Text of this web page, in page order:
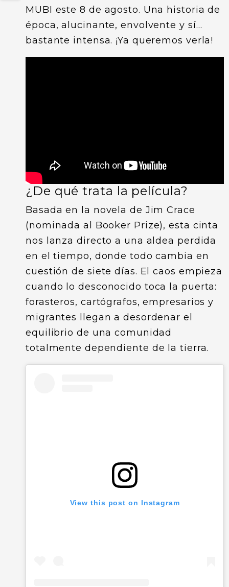
MUBI este 8 de agosto. Una historia de
época, alucinante, envolvente y sí…
bastante intensa. ¡Ya queremos verla!
¿De qué trata la película?
Basada en la novela de Jim Crace
(nominada al Booker Prize), esta cinta
nos lanza directo a una aldea perdida
en el tiempo, donde todo cambia en
cuestión de siete días. El caos empieza
cuando lo desconocido toca la puerta:
forasteros, cartógrafos, empresarios y
migrantes llegan a desordenar el
equilibrio de una comunidad
totalmente dependiente de la tierra.
View this post on Instagram